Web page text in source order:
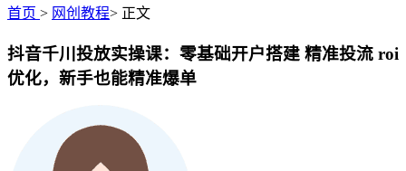
首页 > 网创教程> 正文
抖音千川投放实操课：零基础开户搭建 精准投流 roi
优化，新手也能精准爆单